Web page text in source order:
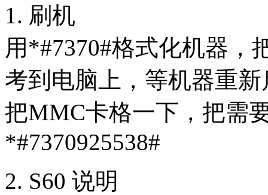
1. 刷机
用*#7370#格式化机器，
考到电脑上，等机器重
把MMC卡格一下，把需
*#7370925538#
2. S60 说明